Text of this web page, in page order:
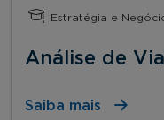
Estratégia e
Análise de
Saiba mais